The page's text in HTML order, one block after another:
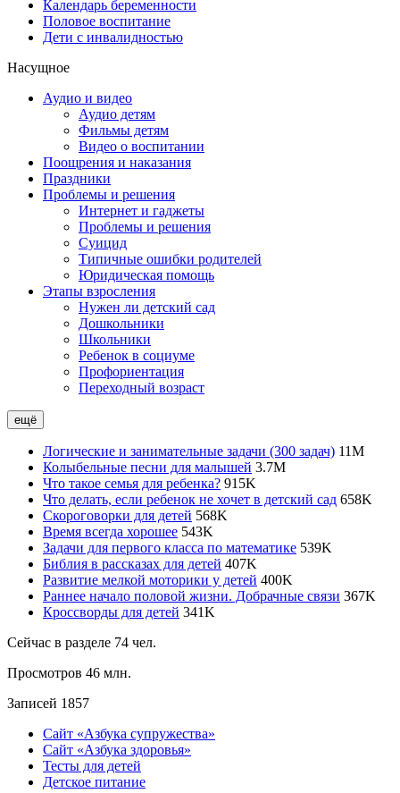
Календарь беременности
Половое воспитание
Дети с инвалидностью
Насущное
Аудио и видео
Аудио детям
Фильмы детям
Видео о воспитании
Поощрения и наказания
Праздники
Проблемы и решения
Интернет и гаджеты
Проблемы и решения
Суицид
Типичные ошибки родителей
Юридическая помощь
Этапы взросления
Нужен ли детский сад
Дошкольники
Школьники
Ребенок в социуме
Профориентация
Переходный возраст
ещё
Логические и занимательные задачи (300 задач) 11M
Колыбельные песни для малышей 3.7M
Что такое семья для ребенка? 915K
Что делать, если ребенок не хочет в детский сад 658K
Скороговорки для детей 568K
Время всегда хорошее 543K
Задачи для первого класса по математике 539K
Библия в рассказах для детей 407K
Развитие мелкой моторики у детей 400K
Раннее начало половой жизни. Добрачные связи 367K
Кроссворды для детей 341K
Сейчас в разделе 74 чел.
Просмотров 46 млн.
Записей 1857
Сайт «Азбука супружества»
Сайт «Азбука здоровья»
Тесты для детей
Детское питание